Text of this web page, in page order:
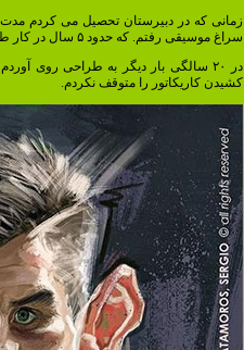
زمانی که در دبیرستان تحصیل می کردم
سراغ موسیقی رفتم. که حدود ۵ سال در کار طراحی ام وقفه ایجاد کرد.
در ۲۰ سالگی بار دیگر به طراحی روی
کشیدن کاریکاتور را متوقف نکردم.